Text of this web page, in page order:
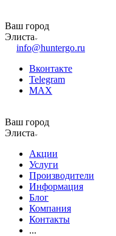
Ваш город
Элиста
info@huntergo.ru
Вконтакте
Telegram
MAX
Ваш город
Элиста
Акции
Услуги
Производители
Информация
Блог
Компания
Контакты
...